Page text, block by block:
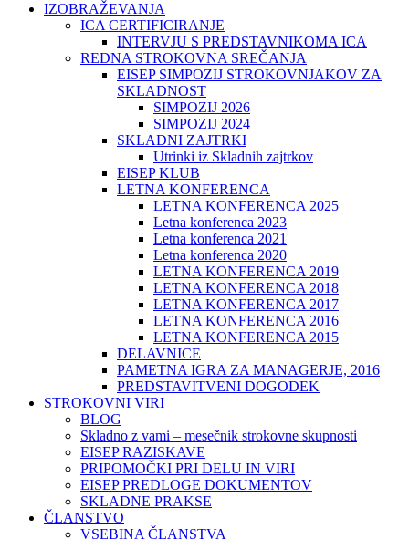
IZOBRAŽEVANJA
ICA CERTIFICIRANJE
INTERVJU S PREDSTAVNIKOMA ICA
REDNA STROKOVNA SREČANJA
EISEP SIMPOZIJ STROKOVNJAKOV ZA
SKLADNOST
SIMPOZIJ 2026
SIMPOZIJ 2024
SKLADNI ZAJTRKI
Utrinki iz Skladnih zajtrkov
EISEP KLUB
LETNA KONFERENCA
LETNA KONFERENCA 2025
Letna konferenca 2023
Letna konferenca 2021
Letna konferenca 2020
LETNA KONFERENCA 2019
LETNA KONFERENCA 2018
LETNA KONFERENCA 2017
LETNA KONFERENCA 2016
LETNA KONFERENCA 2015
DELAVNICE
PAMETNA IGRA ZA MANAGERJE, 2016
PREDSTAVITVENI DOGODEK
STROKOVNI VIRI
BLOG
Skladno z vami – mesečnik strokovne skupnosti
EISEP RAZISKAVE
PRIPOMOČKI PRI DELU IN VIRI
EISEP PREDLOGE DOKUMENTOV
SKLADNE PRAKSE
ČLANSTVO
VSEBINA ČLANSTVA